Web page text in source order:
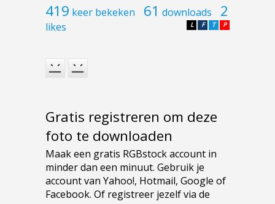
419 keer bekeken 61 downloads 2
likes P
T
F
L
Gratis registreren om deze
foto te downloaden